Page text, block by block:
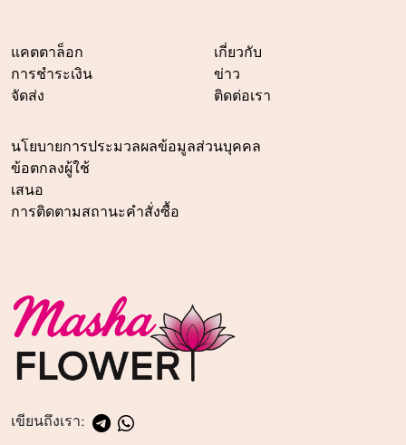
แคตตาล็อก
การชำระเงิน
จัดส่ง
เกี่ยวกับ
ข่าว
ติดต่อเรา
นโยบายการประมวลผลข้อมูลส่วนบุคคล
ข้อตกลงผู้ใช้
เสนอ
การติดตามสถานะคำสั่งซื้อ
เขียนถึงเรา: